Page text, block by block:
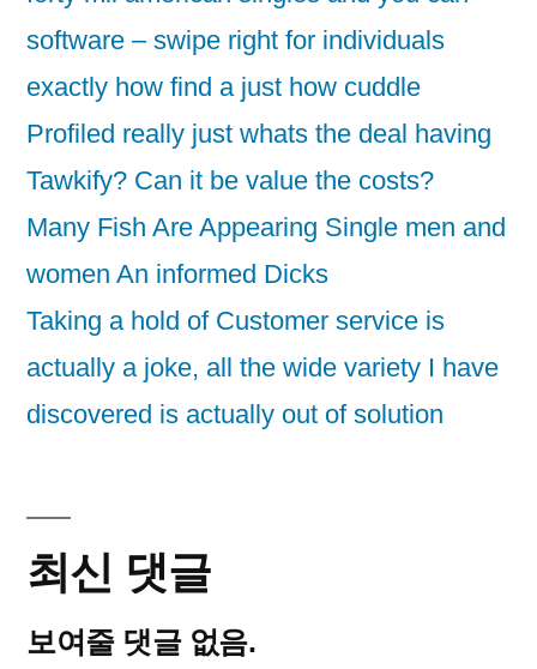
software – swipe right for individuals
exactly how find a just how cuddle
Profiled really just whats the deal having
Tawkify? Can it be value the costs?
Many Fish Are Appearing Single men and
women An informed Dicks
Taking a hold of Customer service is
actually a joke, all the wide variety I have
discovered is actually out of solution
최신 댓글
보여줄 댓글 없음.